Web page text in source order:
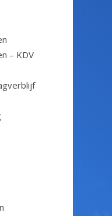
– KDV